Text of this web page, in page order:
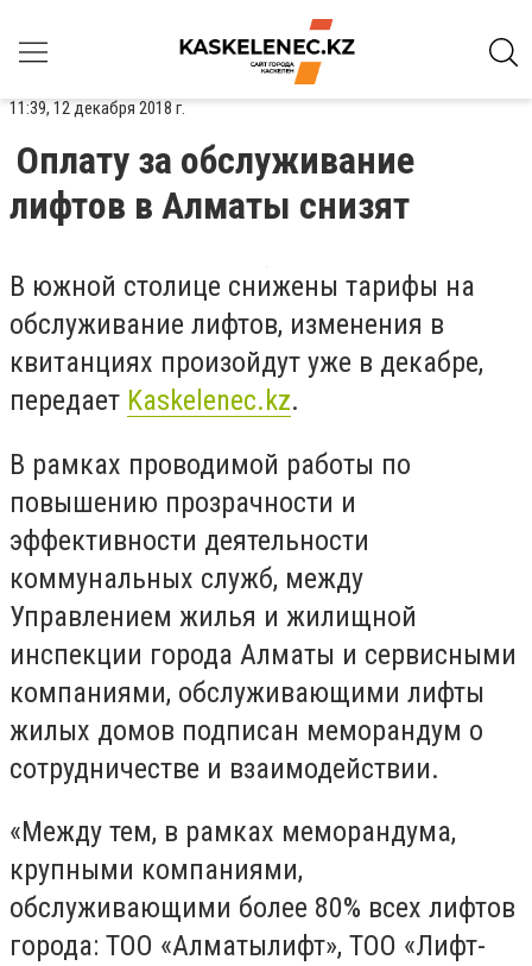
11:39, 12 декабря 2018 г.
Оплату за обслуживание
лифтов в Алматы снизят
В южной столице снижены тарифы на
обслуживание лифтов, изменения в
квитанциях произойдут уже в декабре,
передает Kaskelenec.kz.
В рамках проводимой работы по
повышению прозрачности и
эффективности деятельности
коммунальных служб, между
Управлением жилья и жилищной
инспекции города Алматы и сервисными
компаниями, обслуживающими лифты
жилых домов подписан меморандум о
сотрудничестве и взаимодействии.
«Между тем, в рамках меморандума,
крупными компаниями,
обслуживающими более 80% всех лифтов
города: ТОО «Алматылифт», ТОО «Лифт-